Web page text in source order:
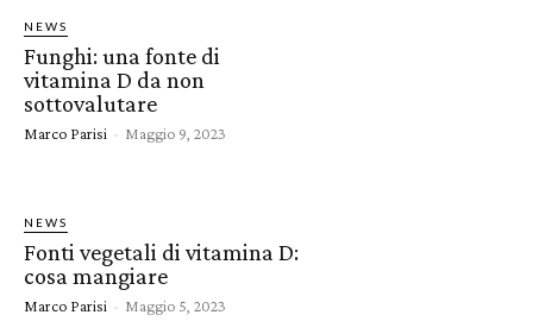
NEWS
Funghi: una fonte di
vitamina D da non
sottovalutare
Marco Parisi - Maggio 9, 2023
NEWS
Fonti vegetali di vitamina D:
cosa mangiare
Marco Parisi - Maggio 5, 2023